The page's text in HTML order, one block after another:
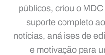
públicos, criou o
suporte completo
notícias, análises de
e motivação para